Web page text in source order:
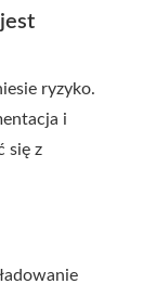
ryzyko.
i
się z